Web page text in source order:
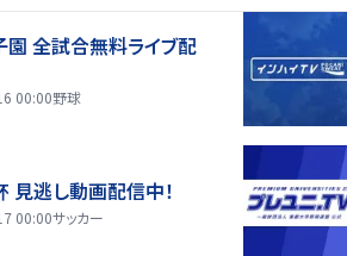
園 全試合無料ライブ配
00:00野球
見逃し動画配信中！
00:00サッカー